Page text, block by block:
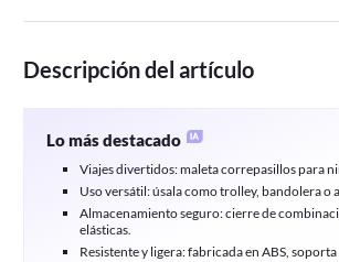
Descripción del artículo
Lo más destacado
Viajes divertidos: maleta correpasillos para
Uso versátil: úsala como trolley, bandolera o
Almacenamiento seguro: cierre de
elásticas.
Resistente y ligera: fabricada en ABS, soporta